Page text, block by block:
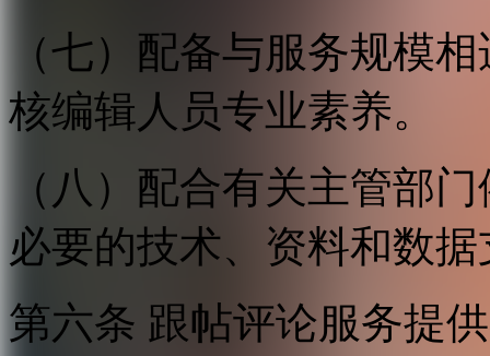
（七）配备与服务规模
核编辑人员专业素养。
（八）配合有关主管部
必要的技术、资料和数
第六条 跟帖评论服务提